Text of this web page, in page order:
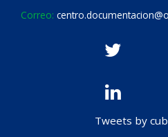
Correo:
Tweets by